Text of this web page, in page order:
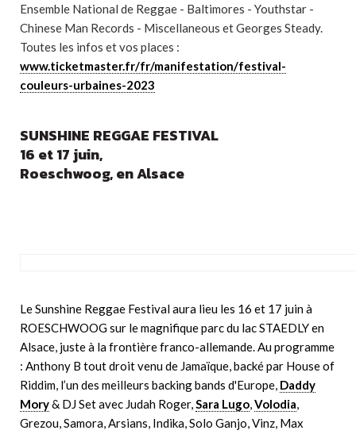
Ensemble National de Reggae - Baltimores - Youthstar -
Chinese Man Records - Miscellaneous et Georges Steady.
Toutes les infos et vos places :
www.ticketmaster.fr/fr/manifestation/festival-
couleurs-urbaines-2023
SUNSHINE REGGAE FESTIVAL
16 et 17 juin,
Roeschwoog, en Alsace
Le Sunshine Reggae Festival aura lieu les 16 et 17 juin à
ROESCHWOOG sur le magnifique parc du lac STAEDLY en
Alsace, juste à la frontière franco-allemande. Au programme
: Anthony B tout droit venu de Jamaïque, backé par House of
Riddim, l’un des meilleurs backing bands d'Europe, Daddy
Mory& DJ Set avec Judah Roger,Sara Lugo,Volodia,
Grezou, Samora, Arsians, Indika, Solo Ganjo, Vinz, Max